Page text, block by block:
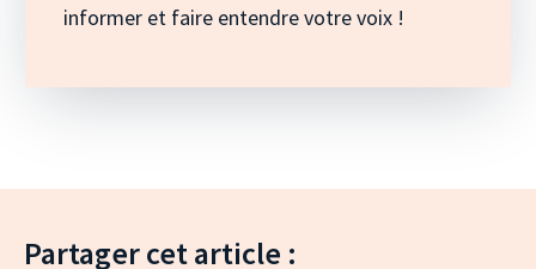
informer et faire entendre votre voix !
Partager cet article :